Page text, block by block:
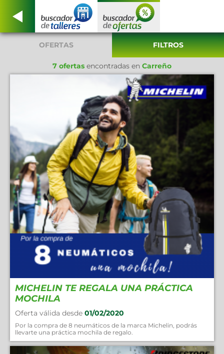
OFERTAS FILTROS
7 ofertas encontradas en Carreño
MICHELIN TE REGALA UNA PRÁCTICA
MOCHILA
Oferta válida desde 01/02/2020
Por la compra de 8 neumáticos de la marca Michelin, podrás
llevarte una práctica mochila de regalo.